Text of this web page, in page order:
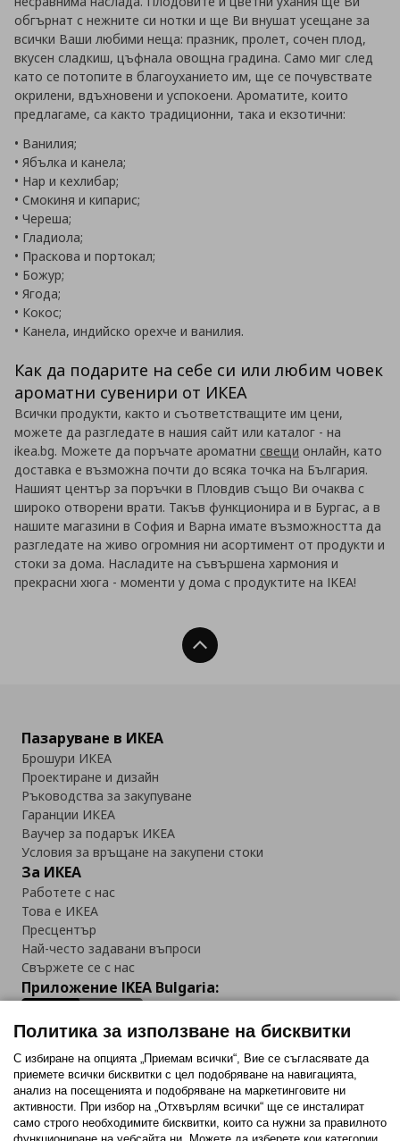
обгърнат с нежните си нотки и ще Ви внушат усещане за
всички Ваши любими неща: празник, пролет, сочен плод,
вкусен сладкиш, цъфнала овощна градина. Само миг след
като се потопите в благоуханието им, ще се почувствате
окрилени, вдъхновени и успокоени. Ароматите, които
предлагаме, са както традиционни, така и екзотични:
• Ванилия;
• Ябълка и канела;
• Нар и кехлибар;
• Смокиня и кипарис;
• Череша;
• Гладиола;
• Праскова и портокал;
• Божур;
• Ягода;
• Кокос;
• Канела, индийско орехче и ванилия.
Как да подарите на себе си или любим човек
ароматни сувенири от ИКЕА
Всички продукти, както и съответстващите им цени,
можете да разгледате в нашия сайт или каталог - на
ikea.bg. Можете да поръчате ароматни свещи онлайн, като
доставка е възможна почти до всяка точка на България.
Нашият център за поръчки в Пловдив също Ви очаква с
широко отворени врати. Такъв функционира и в Бургас, а в
нашите магазини в София и Варна имате възможността да
разгледате на живо огромния ни асортимент от продукти и
стоки за дома. Насладите на съвършена хармония и
прекрасни хюга - моменти у дома с продуктите на IKEA!
Нагоре
Пазаруване в ИКЕА
Брошури ИКЕА
Проектиране и дизайн
Ръководства за закупуване
Гаранции ИКЕА
Ваучер за подарък ИКЕА
Условия за връщане на закупени стоки
За ИКЕА
Работете с нас
Това е ИКЕА
Пресцентър
Най-често задавани въпроси
Свържете се с нас
Приложение IKEA Bulgaria:
Последвайте ни:
FacebookTwitterYoutubePinterestInstagram
Политика за използване на бисквитки
С избиране на опцията „Приемам всички“, Вие се съгласявате да
приемете всички бисквитки с цел подобряване на навигацията,
анализ на посещенията и подобряване на маркетинговите ни
активности. При избор на „Отхвърлям всички“ ще се инсталират
само строго необходимитe бисквитки, които са нужни за правилното